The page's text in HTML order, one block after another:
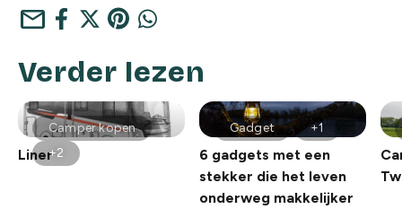
mail
Verder lezen
Camper kopen
+2
Liner
Gadget +1
6 gadgets met een
stekker die het leven
onderweg makkelijker